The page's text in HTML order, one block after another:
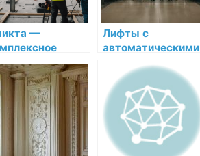
—
для
в Санкт-
и
Лифты с
автоматическими
преимущества и
особенности
покупки в Москве